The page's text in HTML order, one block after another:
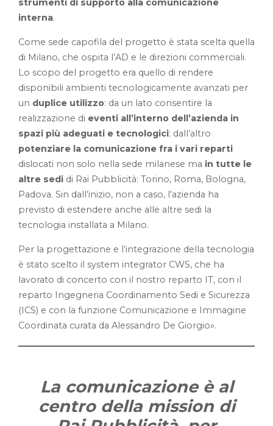
strumenti di supporto alla comunicazione
interna.
Come sede capofila del progetto è stata scelta quella
di Milano, che ospita l’AD e le direzioni commerciali.
Lo scopo del progetto era quello di rendere
disponibili ambienti tecnologicamente avanzati per
un duplice utilizzo: da un lato consentire la
realizzazione di eventi all’interno dell’azienda in
spazi più adeguati e tecnologici; dall’altro
potenziare la comunicazione fra i vari reparti
dislocati non solo nella sede milanese ma in tutte le
altre sedi di Rai Pubblicità: Torino, Roma, Bologna,
Padova. Sin dall’inizio, non a caso, l’azienda ha
previsto di estendere anche alle altre sedi la
tecnologia installata a Milano.
Per la progettazione e l’integrazione della tecnologia
è stato scelto il system integrator CWS, che ha
lavorato di concerto con il nostro reparto IT, con il
reparto Ingegneria Coordinamento Sedi e Sicurezza
(ICS) e con la funzione Comunicazione e Immagine
Coordinata curata da Alessandro De Giorgio».
La comunicazione è al
centro della mission di